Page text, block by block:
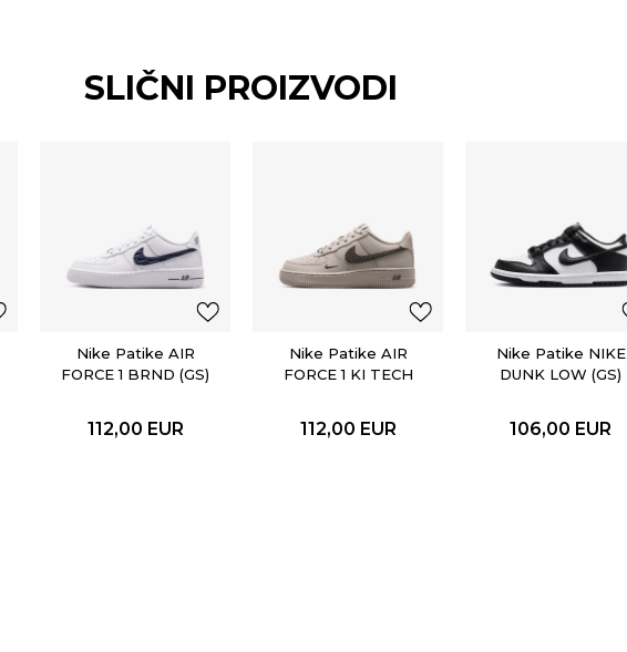
SLIČNI PROIZVODI
Nike Patike AIR
FORCE 1 BRND (GS)
112,00 EUR
Nike Patike AIR
FORCE 1 KI TECH
112,00 EUR
Nike Patike NIKE
DUNK LOW (GS)
106,00 EUR